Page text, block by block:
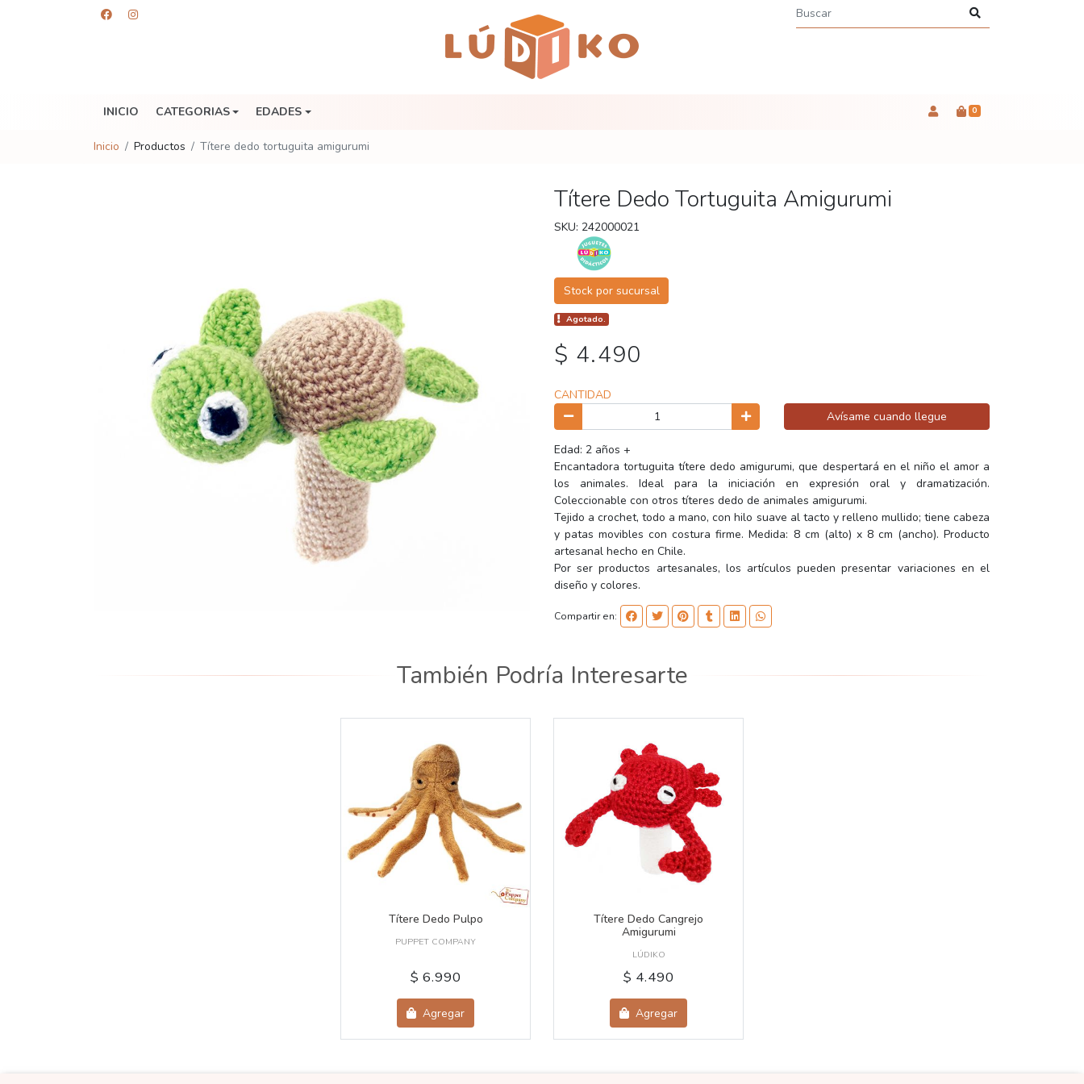
INICIO CATEGORIAS EDADES 0
Inicio Productos Títere dedo tortuguita amigurumi
Títere Dedo Tortuguita Amigurumi
SKU: 242000021
Stock por sucursal
Agotado.
$ 4.490
CANTIDAD
Avísame cuando llegue
Edad: 2 años +
Encantadora tortuguita títere dedo amigurumi, que despertará en el niño el amor a
los animales. Ideal para la iniciación en expresión oral y dramatización.
Coleccionable con otros títeres dedo de animales amigurumi.
Tejido a crochet, todo a mano, con hilo suave al tacto y relleno mullido; tiene cabeza
y patas movibles con costura firme. Medida: 8 cm (alto) x 8 cm (ancho). Producto
artesanal hecho en Chile.
Por ser productos artesanales, los artículos pueden presentar variaciones en el
diseño y colores.
Compartir en:
También Podría Interesarte
Títere Dedo Pulpo
PUPPET COMPANY
$ 6.990
Agregar
Títere Dedo Cangrejo
Amigurumi
LÚDIKO
$ 4.490
Agregar